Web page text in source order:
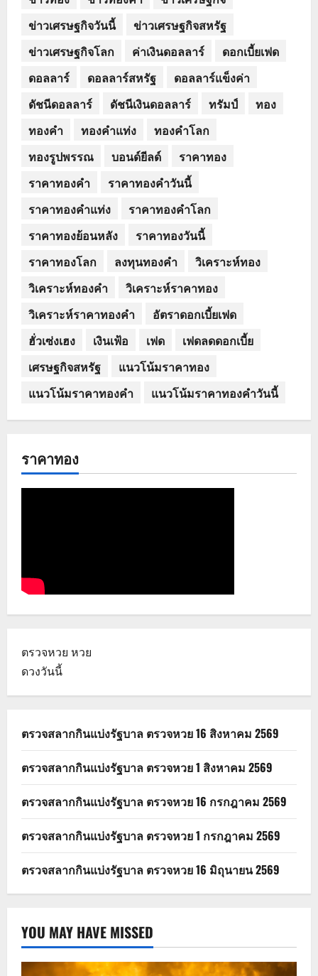
ข่าวเศรษฐกิจวันนี้
ข่าวเศรษฐกิจสหรัฐ
ข่าวเศรษฐกิจโลก
ค่าเงินดอลลาร์
ดอกเบี้ยเฟด
ดอลลาร์
ดอลลาร์สหรัฐ
ดอลลาร์แข็งค่า
ดัชนีดอลลาร์
ดัชนีเงินดอลลาร์ ทรัมป์
ทอง
ทองคำ
ทองคำแท่ง
ทองคำโลก
ทองรูปพรรณ
บอนด์ยีลด์
ราคาทอง
ราคาทองคำ
ราคาทองคำวันนี้
ราคาทองคำแท่ง
ราคาทองคำโลก
ราคาทองย้อนหลัง
ราคาทองวันนี้
ราคาทองโลก
ลงทุนทองคำ
วิเคราะห์ทอง
วิเคราะห์ทองคำ
วิเคราะห์ราคาทอง
วิเคราะห์ราคาทองคำ
อัตราดอกเบี้ยเฟด
ฮั่วเซ่งเฮง
เงินเฟ้อ เฟด
เฟดลดดอกเบี้ย
เศรษฐกิจสหรัฐ
แนวโน้มราคาทอง
แนวโน้มราคาทองคำ
แนวโน้มราคาทองคำวันนี้
ราคาทอง
ตรวจหวย หวย
ดวงวันนี้
ตรวจสลากกินแบ่งรัฐบาล ตรวจหวย 16 สิงหาคม 2569
ตรวจสลากกินแบ่งรัฐบาล ตรวจหวย 1 สิงหาคม 2569
ตรวจสลากกินแบ่งรัฐบาล ตรวจหวย 16 กรกฎาคม 2569
ตรวจสลากกินแบ่งรัฐบาล ตรวจหวย 1 กรกฎาคม 2569
ตรวจสลากกินแบ่งรัฐบาล ตรวจหวย 16 มิถุนายน 2569
YOU MAY HAVE MISSED